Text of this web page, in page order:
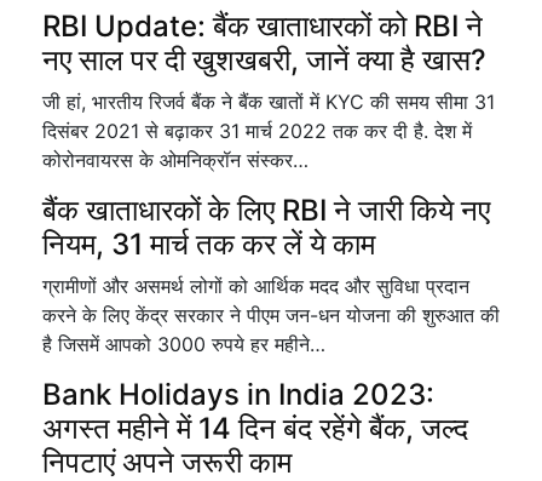
RBI Update: बैंक खाताधारकों को RBI ने
नए साल पर दी खुशखबरी, जानें क्या है खास?
जी हां, भारतीय रिजर्व बैंक ने बैंक खातों में KYC की समय सीमा 31
दिसंबर 2021 से बढ़ाकर 31 मार्च 2022 तक कर दी है. देश में
कोरोनवायरस के ओमनिक्रॉन संस्कर…
बैंक खाताधारकों के लिए RBI ने जारी किये नए
नियम, 31 मार्च तक कर लें ये काम
ग्रामीणों और असमर्थ लोगों को आर्थिक मदद और सुविधा प्रदान
करने के लिए केंद्र सरकार ने पीएम जन-धन योजना की शुरुआत की
है जिसमें आपको 3000 रुपये हर महीने…
Bank Holidays in India 2023:
अगस्त महीने में 14 दिन बंद रहेंगे बैंक, जल्द
निपटाएं अपने जरूरी काम